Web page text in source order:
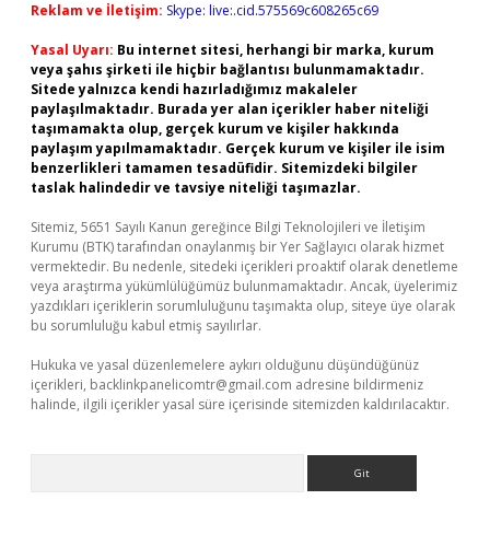
Reklam ve İletişim: Skype: live:.cid.575569c608265c69
Yasal Uyarı: Bu internet sitesi, herhangi bir marka, kurum
veya şahıs şirketi ile hiçbir bağlantısı bulunmamaktadır.
Sitede yalnızca kendi hazırladığımız makaleler
paylaşılmaktadır. Burada yer alan içerikler haber niteliği
taşımamakta olup, gerçek kurum ve kişiler hakkında
paylaşım yapılmamaktadır. Gerçek kurum ve kişiler ile isim
benzerlikleri tamamen tesadüfidir. Sitemizdeki bilgiler
taslak halindedir ve tavsiye niteliği taşımazlar.
Sitemiz, 5651 Sayılı Kanun gereğince Bilgi Teknolojileri ve İletişim
Kurumu (BTK) tarafından onaylanmış bir Yer Sağlayıcı olarak hizmet
vermektedir. Bu nedenle, sitedeki içerikleri proaktif olarak denetleme
veya araştırma yükümlülüğümüz bulunmamaktadır. Ancak, üyelerimiz
yazdıkları içeriklerin sorumluluğunu taşımakta olup, siteye üye olarak
bu sorumluluğu kabul etmiş sayılırlar.
Hukuka ve yasal düzenlemelere aykırı olduğunu düşündüğünüz
içerikleri, backlinkpanelicomtr@gmail.com adresine bildirmeniz
halinde, ilgili içerikler yasal süre içerisinde sitemizden kaldırılacaktır.